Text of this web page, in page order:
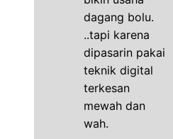
dagang bolu.
..tapi karena
dipasarin pakai
teknik digital
terkesan
mewah dan
wah.